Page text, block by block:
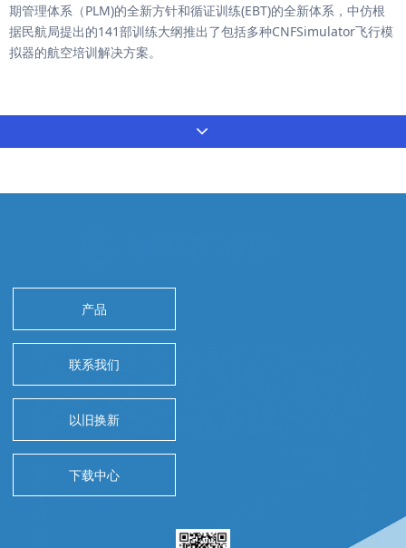
期管理体系（PLM)的全新方针和循证训练(EBT)的全新体系，中仿根
据民航局提出的141部训练大纲推出了包括多种CNFSimulator飞行模
拟器的航空培训解决方案。
产品
联系我们
以旧换新
下载中心